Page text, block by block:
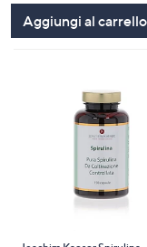
5
Stars
Aggiungi al carrello